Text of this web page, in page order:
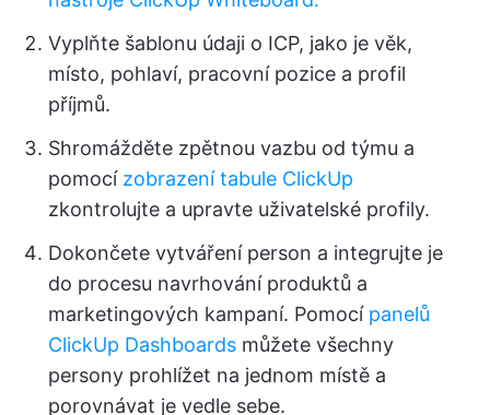
Vyplňte šablonu údaji o ICP, jako je věk,
místo, pohlaví, pracovní pozice a profil
příjmů.
Shromážděte zpětnou vazbu od týmu a
pomocí zobrazení tabule ClickUp
zkontrolujte a upravte uživatelské profily.
Dokončete vytváření person a integrujte je
do procesu navrhování produktů a
marketingových kampaní. Pomocí panelů
ClickUp Dashboards můžete všechny
persony prohlížet na jednom místě a
porovnávat je vedle sebe.